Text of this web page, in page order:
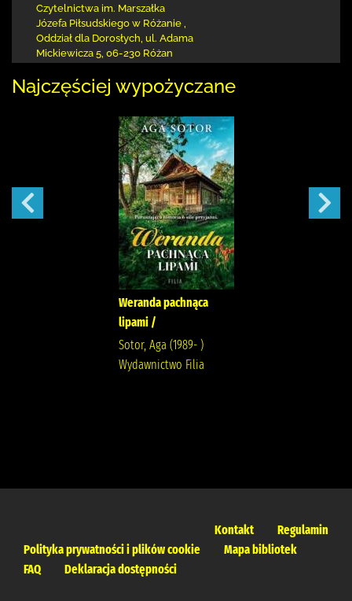
Czytelnictwa im. Marszałka
Józefa Piłsudskiego w Różanie
Oddział dla Dorosłych, ul. Adama
Mickiewicza 5 06-230 Różan
Najczęściej wypożyczane
Weranda pachnąca
lipami /
Sotor, Aga (1989- )
Wydawnictwo Filia
Kontakt
Regulamin
Polityka prywatności i plików cookie
Mapa bibliotek
FAQ
Deklaracja dostępności